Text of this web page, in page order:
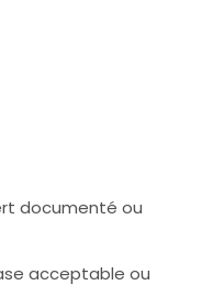
documenté ou
acceptable ou